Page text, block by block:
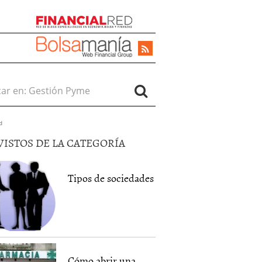
en:
DE LA CATEGORÍA
Tipos de sociedades